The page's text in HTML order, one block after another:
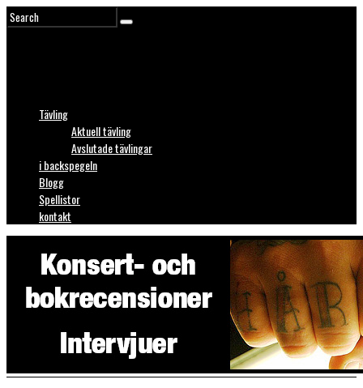
Tävling
Aktuell tävling
Avslutade tävlingar
i backspegeln
Blogg
Spellistor
kontakt